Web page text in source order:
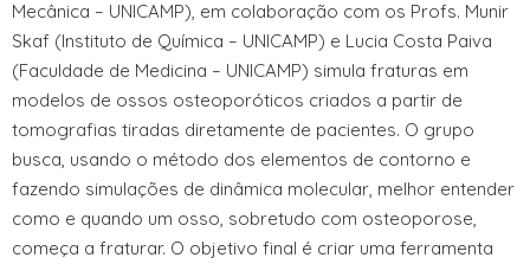
Mecânica – UNICAMP), em colaboração com os Profs. Munir
Skaf (Instituto de Química – UNICAMP) e Lucia Costa Paiva
(Faculdade de Medicina – UNICAMP) simula fraturas em
modelos de ossos osteoporóticos criados a partir de
tomografias tiradas diretamente de pacientes. O grupo
busca, usando o método dos elementos de contorno e
fazendo simulações de dinâmica molecular, melhor entender
como e quando um osso, sobretudo com osteoporose,
começa a fraturar. O objetivo final é criar uma ferramenta